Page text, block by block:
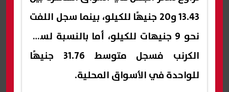
13.43 و20 جنيهًا للكيلو، بينما سجل اللفت
نحو 9 جنيهات للكيلو، أما بالنسبة لسعر
الكرنب فسجل متوسط 31.76 جنيهًا
للواحدة في الأسواق المحلية.